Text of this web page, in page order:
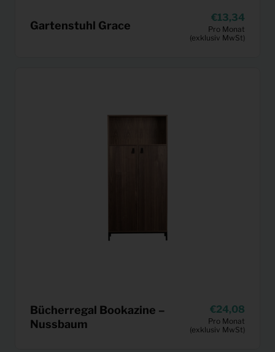
Gartenstuhl Grace
13,34
Pro Monat
(exklusiv MwSt)
Bücherregal Bookazine –
Nussbaum
24,08
Pro Monat
(exklusiv MwSt)